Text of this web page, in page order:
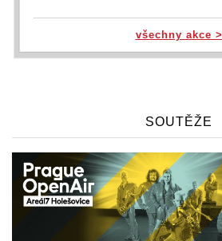
všechny akce >
SOUTĚŽE